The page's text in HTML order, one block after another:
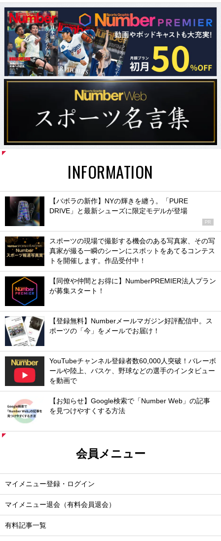
INFORMATION
【バボラの新作】NYの輝きを纏う。「PURE
DRIVE」と最新シューズに限定モデルが登場
PR
スポーツの現場で撮影する機会のある写真家、その写
真家が撮る一瞬のシーンにスポットをあてるコンテス
トを開催します。作品受付中！
【同僚や仲間とお得に】NumberPREMIER法人プラン
が募集スタート！
【登録無料】Numberメールマガジン好評配信中。ス
ポーツの「今」をメールでお届け！
YouTubeチャンネル登録者数60,000人突破！バレーボ
ールや陸上、バスケ、野球などの選手のインタビュー
を動画で
【お知らせ】Google検索で「Number Web」の記事
を見つけやすくする方法
会員メニュー
マイメニュー登録・ログイン
マイメニュー退会（有料会員退会）
有料記事一覧